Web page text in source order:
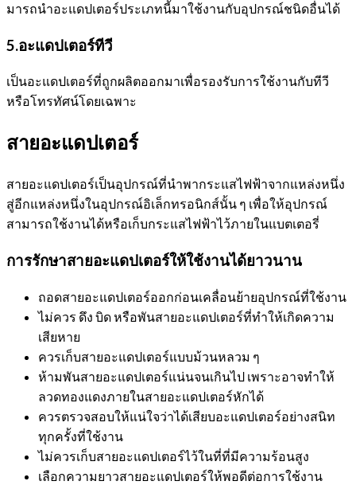
มารถนำอะแดปเตอร์ประเภทนี้มาใช้งานกับอุปกรณ์ชนิดอื่นได้
5.อะแดปเตอร์ทีวี
เป็นอะแดปเตอร์ที่ถูกผลิตออกมาเพื่อรองรับการใช้งานกับทีวี
หรือโทรทัศน์โดยเฉพาะ
สายอะแดปเตอร์
สายอะแดปเตอร์เป็นอุปกรณ์ที่นำพากระแสไฟฟ้าจากแหล่งหนึ่ง
สู่อีกแหล่งหนึ่งในอุปกรณ์อิเล็กทรอนิกส์นั้น ๆ เพื่อให้อุปกรณ์
สามารถใช้งานได้หรือเก็บกระแสไฟฟ้าไว้ภายในแบตเตอรี่
การรักษาสายอะแดปเตอร์ให้ใช้งานได้ยาวนาน
ถอดสายอะแดปเตอร์ออกก่อนเคลื่อนย้ายอุปกรณ์ที่ใช้งาน
ไม่ควร ดึง บิด หรือพันสายอะแดปเตอร์ที่ทำให้เกิดความ
เสียหาย
ควรเก็บสายอะแดปเตอร์แบบม้วนหลวม ๆ
ห้ามพันสายอะแดปเตอร์แน่นจนเกินไป เพราะอาจทำให้
ลวดทองแดงภายในสายอะแดปเตอร์หักได้
ควรตรวจสอบให้แน่ใจว่าได้เสียบอะแดปเตอร์อย่างสนิท
ทุกครั้งที่ใช้งาน
ไม่ควรเก็บสายอะแดปเตอร์ไว้ในที่ที่มีความร้อนสูง
เลือกความยาวสายอะแดปเตอร์ให้พอดีต่อการใช้งาน